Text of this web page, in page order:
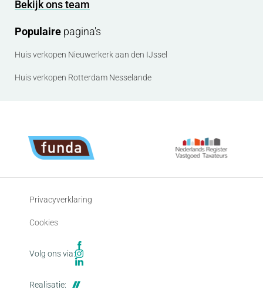
Bekijk ons team
Populaire pagina's
Huis verkopen Nieuwerkerk aan den IJssel
Huis verkopen Rotterdam Nesselande
Privacyverklaring
Cookies
Volg ons via:
Realisatie: